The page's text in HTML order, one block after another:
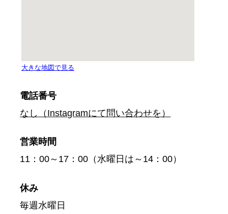
電話番号
なし（Instagramにて問い合わせを）
営業時間
11：00～17：00（水曜日は～14：00）
休み
毎週水曜日